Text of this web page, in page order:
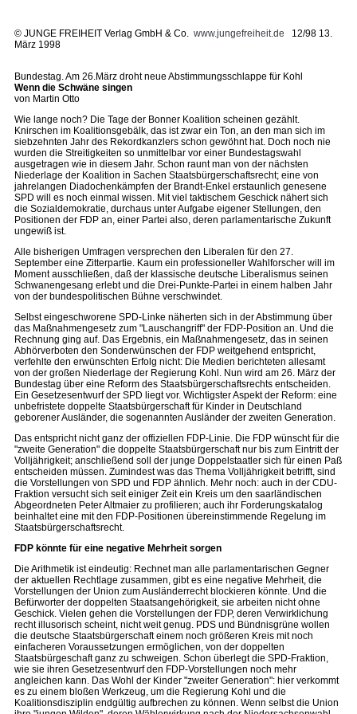
© JUNGE FREIHEIT Verlag GmbH & Co. www.jungefreiheit.de 12/98 13.
März 1998
Bundestag. Am 26.März droht neue Abstimmungsschlappe für Kohl
Wenn die Schwäne singen
von Martin Otto
Wie lange noch? Die Tage der Bonner Koalition scheinen gezählt.
Knirschen im Koalitionsgebälk, das ist zwar ein Ton, an den man sich im
siebzehnten Jahr des Rekordkanzlers schon gewöhnt hat. Doch noch nie
wurden die Streitigkeiten so unmittelbar vor einer Bundestagswahl
ausgetragen wie in diesem Jahr. Schon raunt man von der nächsten
Niederlage der Koalition in Sachen Staatsbürgerschaftsrecht; eine von
jahrelangen Diadochenkämpfen der Brandt-Enkel erstaunlich genesene
SPD will es noch einmal wissen. Mit viel taktischem Geschick nähert sich
die Sozialdemokratie, durchaus unter Aufgabe eigener Stellungen, den
Positionen der FDP an, einer Partei also, deren parlamentarische Zukunft
ungewiß ist.
Alle bisherigen Umfragen versprechen den Liberalen für den 27.
September eine Zitterpartie. Kaum ein professioneller Wahlforscher will im
Moment ausschließen, daß der klassische deutsche Liberalismus seinen
Schwanengesang erlebt und die Drei-Punkte-Partei in einem halben Jahr
von der bundespolitischen Bühne verschwindet.
Selbst eingeschworene SPD-Linke näherten sich in der Abstimmung über
das Maßnahmengesetz zum "Lauschangriff" der FDP-Position an. Und die
Rechnung ging auf. Das Ergebnis, ein Maßnahmengesetz, das in seinen
Abhörverboten den Sonderwünschen der FDP weitgehend entspricht,
verfehlte den erwünschten Erfolg nicht: Die Medien berichteten allesamt
von der großen Niederlage der Regierung Kohl. Nun wird am 26. März der
Bundestag über eine Reform des Staatsbürgerschaftsrechts entscheiden.
Ein Gesetzesentwurf der SPD liegt vor. Wichtigster Aspekt der Reform: eine
unbefristete doppelte Staatsbürgerschaft für Kinder in Deutschland
geborener Ausländer, die sogenannten Ausländer der zweiten Generation.
Das entspricht nicht ganz der offiziellen FDP-Linie. Die FDP wünscht für die
"zweite Generation" die doppelte Staatsbürgerschaft nur bis zum Eintritt der
Volljährigkeit; anschließend soll der junge Doppelstaatler sich für einen Paß
entscheiden müssen. Zumindest was das Thema Volljährigkeit betrifft, sind
die Vorstellungen von SPD und FDP ähnlich. Mehr noch: auch in der CDU-
Fraktion versucht sich seit einiger Zeit ein Kreis um den saarländischen
Abgeordneten Peter Altmaier zu profilieren; auch ihr Forderungskatalog
beinhaltet eine mit den FDP-Positionen übereinstimmende Regelung im
Staatsbürgerschaftsrecht.
FDP könnte für eine negative Mehrheit sorgen
Die Arithmetik ist eindeutig: Rechnet man alle parlamentarischen Gegner
der aktuellen Rechtlage zusammen, gibt es eine negative Mehrheit, die
Vorstellungen der Union zum Ausländerrecht blockieren könnte. Und die
Befürworter der doppelten Staatsangehörigkeit, sie arbeiten nicht ohne
Geschick. Vielen gehen die Vorstellungen der FDP, deren Verwirklichung
recht illusorisch scheint, nicht weit genug. PDS und Bündnisgrüne wollen
die deutsche Staatsbürgerschaft einem noch größeren Kreis mit noch
einfacheren Voraussetzungen ermöglichen, von der doppelten
Staatsbürgeschaft ganz zu schweigen. Schon überlegt die SPD-Fraktion,
wie sie ihren Gesetzesentwurf den FDP-Vorstellungen noch mehr
angleichen kann. Das Wohl der Kinder "zweiter Generation": hier verkommt
es zu einem bloßen Werkzeug, um die Regierung Kohl und die
Koalitionsdisziplin endgültig aufbrechen zu können. Wenn selbst die Union